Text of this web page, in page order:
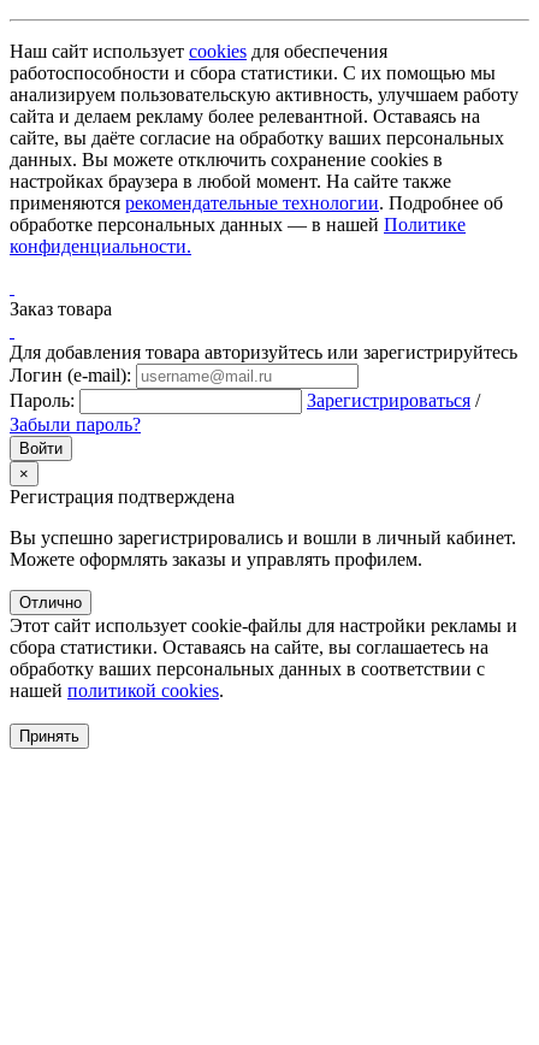
Наш сайт использует cookies для обеспечения
работоспособности и сбора статистики. С их помощью мы
анализируем пользовательскую активность, улучшаем работу
сайта и делаем рекламу более релевантной. Оставаясь на
сайте, вы даёте согласие на обработку ваших персональных
данных. Вы можете отключить сохранение cookies в
настройках браузера в любой момент. На сайте также
применяются рекомендательные технологии. Подробнее об
обработке персональных данных — в нашей Политике
конфиденциальности.
Заказ товара
Для добавления товара авторизуйтесь или зарегистрируйтесь
Логин (e-mail):
Пароль:
Зарегистрироваться /
Забыли пароль?
×
Регистрация подтверждена
Вы успешно зарегистрировались и вошли в личный кабинет.
Можете оформлять заказы и управлять профилем.
Отлично
Этот сайт использует cookie-файлы для настройки рекламы и
сбора статистики. Оставаясь на сайте, вы соглашаетесь на
обработку ваших персональных данных в соответствии с
нашей политикой cookies.
Принять